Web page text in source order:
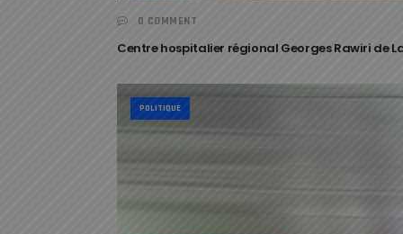
0 COMMENT
Centre hospitalier régional Georges Rawiri de
POLITIQUE